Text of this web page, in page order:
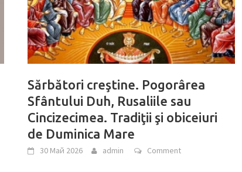
Sărbători creştine. Pogorârea
Sfântului Duh, Rusaliile sau
Cincizecimea. Tradiţii şi obiceiuri
de Duminica Mare
30 Май 2026 admin Comment